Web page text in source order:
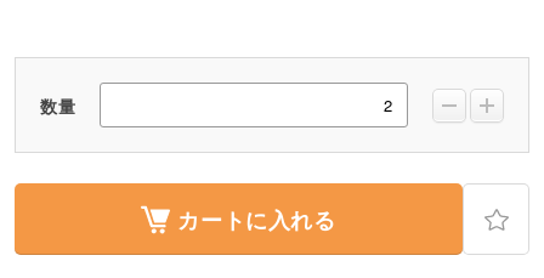
数量
カートに入れる